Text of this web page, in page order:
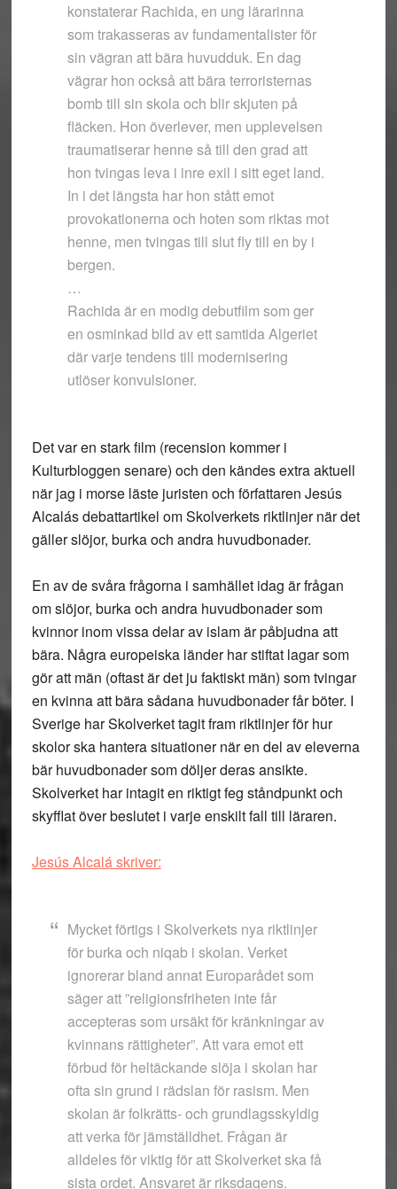
konstaterar Rachida, en ung lärarinna
som trakasseras av fundamentalister för
sin vägran att bära huvudduk. En dag
vägrar hon också att bära terroristernas
bomb till sin skola och blir skjuten på
fläcken. Hon överlever, men upplevelsen
traumatiserar henne så till den grad att
hon tvingas leva i inre exil i sitt eget land.
In i det längsta har hon stått emot
provokationerna och hoten som riktas mot
henne, men tvingas till slut fly till en by i
bergen.
…
Rachida är en modig debutfilm som ger
en osminkad bild av ett samtida Algeriet
där varje tendens till modernisering
utlöser konvulsioner.
Det var en stark film (recension kommer i
Kulturbloggen senare) och den kändes extra aktuell
när jag i morse läste juristen och författaren Jesús
Alcalás debattartikel om Skolverkets riktlinjer när det
gäller slöjor, burka och andra huvudbonader.
En av de svåra frågorna i samhället idag är frågan
om slöjor, burka och andra huvudbonader som
kvinnor inom vissa delar av islam är påbjudna att
bära. Några europeiska länder har stiftat lagar som
gör att män (oftast är det ju faktiskt män) som tvingar
en kvinna att bära sådana huvudbonader får böter. I
Sverige har Skolverket tagit fram riktlinjer för hur
skolor ska hantera situationer när en del av eleverna
bär huvudbonader som döljer deras ansikte.
Skolverket har intagit en riktigt feg ståndpunkt och
skyfflat över beslutet i varje enskilt fall till läraren.
Jesús Alcalá skriver:
Mycket förtigs i Skolverkets nya riktlinjer
för burka och niqab i skolan. Verket
ignorerar bland annat Europarådet som
säger att ”religionsfriheten inte får
accepteras som ursäkt för kränkningar av
kvinnans rättigheter”. Att vara emot ett
förbud för heltäckande slöja i skolan har
ofta sin grund i rädslan för rasism. Men
skolan är folkrätts- och grundlagsskyldig
att verka för jämställdhet. Frågan är
alldeles för viktig för att Skolverket ska få
sista ordet. Ansvaret är riksdagens.